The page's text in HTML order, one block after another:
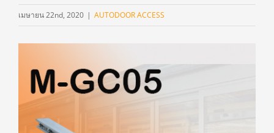
เมษายน 22nd, 2020 | AUTODOOR ACCESS
Larger
Image